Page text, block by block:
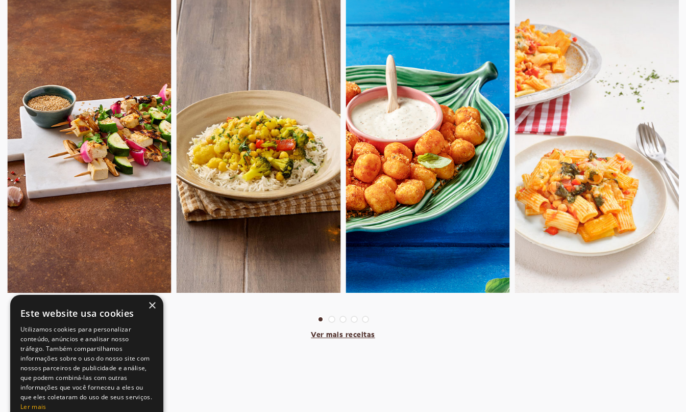
Ver mais receitas
×
Este website usa cookies
Utilizamos cookies para personalizar
conteúdo, anúncios e analisar nosso
tráfego. Também compartilhamos
informações sobre o uso do nosso site com
nossos parceiros de publicidade e análise,
que podem combiná-las com outras
informações que você forneceu a eles ou
que eles coletaram do uso de seus serviços.
Ler mais